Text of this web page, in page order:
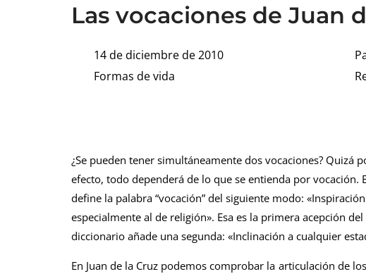
Las vocaciones de Juan
14 de diciembre de 2010
Formas de vida
¿Se pueden tener simultáneamente dos vocaciones? Quizá
efecto, todo dependerá de lo que se entienda por vocación.
define la palabra “vocación” del siguiente modo:
especialmente al de religión». Esa es la primera acepción
diccionario añade una segunda: «Inclinación a cualquier
En Juan de la Cruz podemos comprobar la articulación de